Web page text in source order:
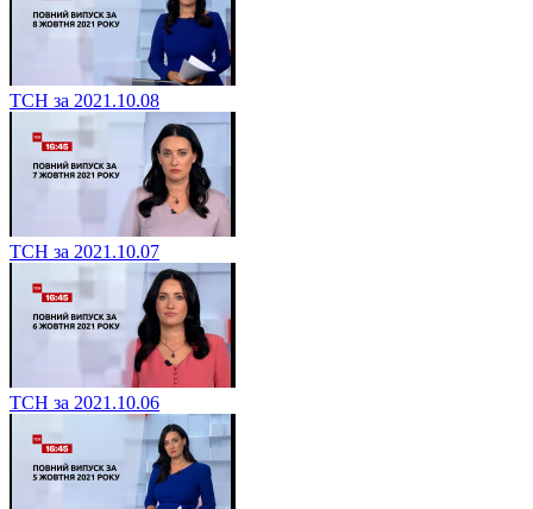
ТСН за 2021.10.08
ТСН за 2021.10.07
ТСН за 2021.10.06